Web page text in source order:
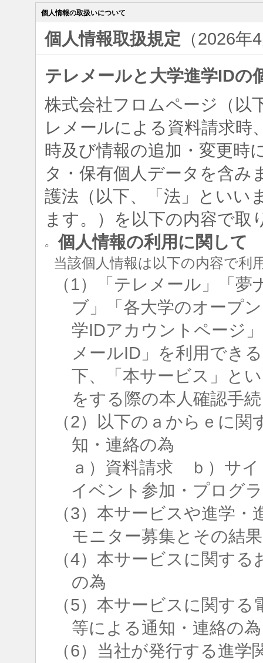
個人情報の取扱いについて
個人情報取扱規定 （2026
テレメールと大学進学IDの
株式会社フロムページ（以
レメールによる資料請求時
時及び情報の追加・変更時
タ・保有個人データを含み
護法（以下、「法」といい
ます。）を以下の内容で取
○ 個人情報の利用に関して
当該個人情報は以下の内容で利
（1）「テレメール」「
ブ」「各大学のオープ
学IDアカウントページ
メールID」を利用でき
下、「本サービス」と
をする際の本人確認手
（2）以下のａからｅに
知・連絡の為
ａ）資料請求 ｂ）サ
イベント参加・プログ
（3）本サービスや進学
モニター募集とその結
（4）本サービスに関す
の為
（5）本サービスに関す
等による通知・連絡の為
（6）当社が発行する進